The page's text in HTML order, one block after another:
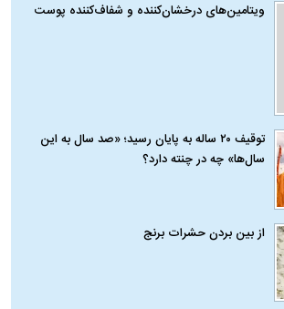
ویتامین‌های درخشان‌کننده و شفاف‌کننده پوست
توقیف ۲۰ ساله به پایان رسید؛ «صد سال به این
سال‌ها» چه در چنته دارد؟
از بین بردن حشرات برنج